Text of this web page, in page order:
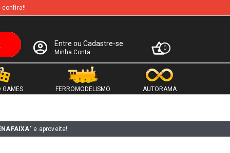
confira!!
Entre ou Cadastre-se
Minha Conta
0
GAMES FERROMODELISMO AUTORAMA
e aproveite!